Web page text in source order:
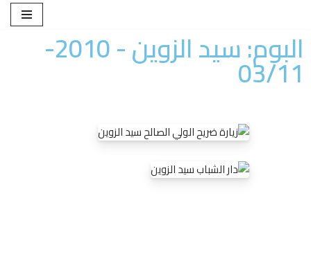
تخطى
إلى
المحتوى
البوم: سيد الزوين - 2010-
03/11